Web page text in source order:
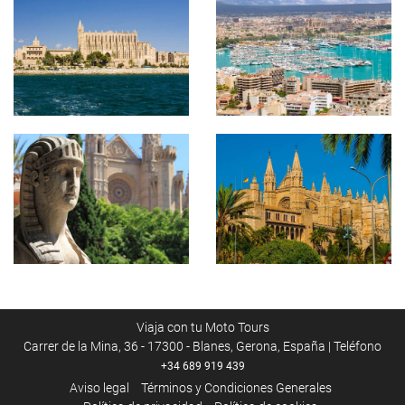
Viaja con tu Moto Tours
Carrer de la Mina, 36 - 17300 - Blanes, Gerona, España | Teléfono
+34 689 919 439
Aviso legal
Términos y Condiciones Generales